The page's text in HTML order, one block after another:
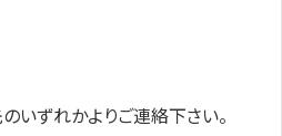
いずれかよりご連絡下さい。